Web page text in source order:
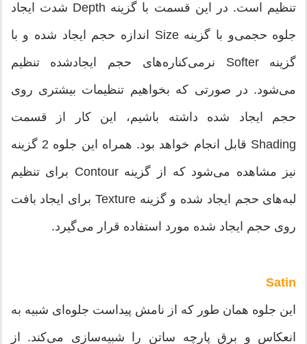
تنظیم است. در این قسمت با گزینه Depth شدت ایجاد
جلوه حجمی‌‌و با گزینه Size اندازه حجم ایجاد شده و با
گزینه Softer نرمی‌‌کناره‌های حجم ایجادشده تنظیم
می‌‌شود. در صورتی که بخواهیم تنظیمات بیشتری روی
حجم ایجاد شده داشته باشیم، این کار از قسمت
Shading قابل انجام خواهد بود. همراه این جلوه 2 گزینه
نیز مشاهده می‌‌شود که از گزینه Contour برای تنظیم
لبه‌های حجم ایجاد شده و گزینه Texture برای ایجاد بافت
روی حجم ایجاد شده مورد استفاده قرار می‌‌گیرد.
Satin
این جلوه همان طور که از نامش پیداست جلوه‌ای شبیه به
انعکاس و برق پارچه ساتن را شبیه‌سازی می‌‌کند. از